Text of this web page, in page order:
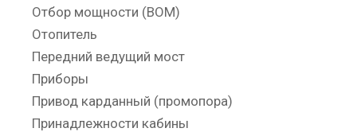
Отбор мощности (ВОМ)
Отопитель
Передний ведущий мост
Приборы
Привод карданный (промопора)
Принадлежности кабины